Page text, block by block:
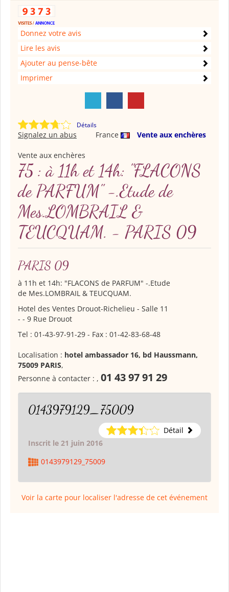
Donnez votre avis
Lire les avis
Ajouter au pense-bête
Imprimer
Détails
France Vente aux enchères
Signalez un abus
Vente aux enchères
75 : à 11h et 14h: "FLACONS
de PARFUM" -.Etude de
Mes.LOMBRAIL &
TEUCQUAM. - PARIS 09
PARIS 09
à 11h et 14h: "FLACONS de PARFUM" -.Etude
de Mes.LOMBRAIL & TEUCQUAM.
Hotel des Ventes Drouot-Richelieu - Salle 11
- - 9 Rue Drouot
Tel : 01-43-97-91-29 - Fax : 01-42-83-68-48
Localisation : hotel ambassador 16, bd Haussmann,
75009 PARIS,
Personne à contacter : , 01 43 97 91 29
0143979129_75009
Détail
Inscrit le 21 juin 2016
0143979129_75009
Voir la carte pour localiser l'adresse de cet événement